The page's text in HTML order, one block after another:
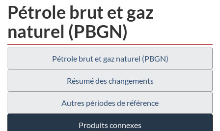
Pétrole brut et gaz
naturel (PBGN)
Pétrole brut et gaz naturel (PBGN)
Résumé des changements
Autres périodes de référence
Produits connexes